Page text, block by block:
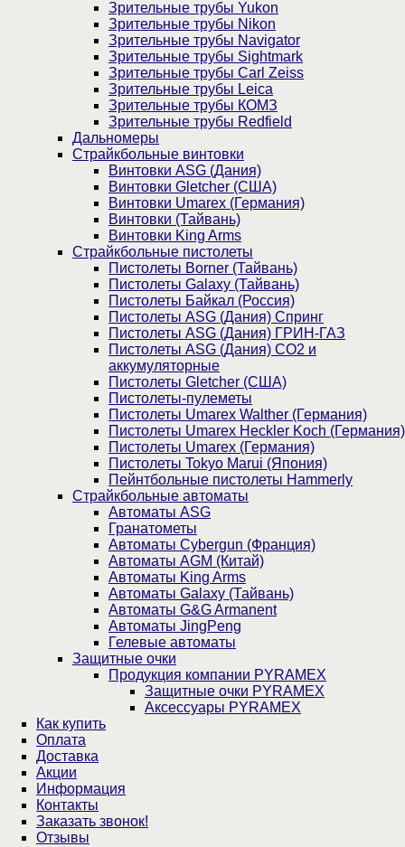
Зрительные трубы Yukon
Зрительные трубы Nikon
Зрительные трубы Navigator
Зрительные трубы Sightmark
Зрительные трубы Carl Zeiss
Зрительные трубы Leica
Зрительные трубы КОМЗ
Зрительные трубы Redfield
Дальномеры
Страйкбольные винтовки
Винтовки ASG (Дания)
Винтовки Gletcher (США)
Винтовки Umarex (Германия)
Винтовки (Тайвань)
Винтовки King Arms
Страйкбольные пистолеты
Пистолеты Borner (Тайвань)
Пистолеты Galaxy (Тайвань)
Пистолеты Байкал (Россия)
Пистолеты ASG (Дания) Спринг
Пистолеты ASG (Дания) ГРИН-ГАЗ
Пистолеты ASG (Дания) CO2 и
аккумуляторные
Пистолеты Gletcher (США)
Пистолеты-пулеметы
Пистолеты Umarex Walther (Германия)
Пистолеты Umarex Heckler Koch (Германия)
Пистолеты Umarex (Германия)
Пистолеты Tokyo Marui (Япония)
Пейнтбольные пистолеты Hammerly
Страйкбольные автоматы
Автоматы ASG
Гранатометы
Автоматы Cybergun (Франция)
Автоматы AGM (Китай)
Автоматы King Arms
Автоматы Galaxy (Тайвань)
Автоматы G&G Armanent
Автоматы JingPeng
Гелевые автоматы
Защитные очки
Продукция компании PYRAMEX
Защитные очки PYRAMEX
Аксессуары PYRAMEX
Как купить
Оплата
Доставка
Акции
Информация
Контакты
Заказать звонок!
Отзывы